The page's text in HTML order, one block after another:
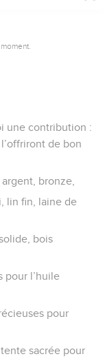
une contribution :
de bon
bronze,
lin fin, laine de
bois
pour l’huile
pour
sacrée pour